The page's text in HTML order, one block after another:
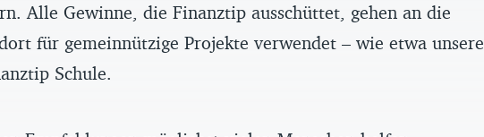
Alle Gewinne, die Finanztip ausschüttet, gehen an die
für gemeinnützige Projekte verwendet – wie etwa unsere
Schule.